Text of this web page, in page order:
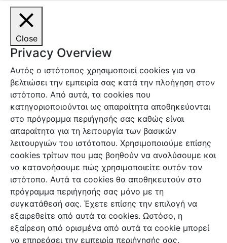
Close
Privacy Overview
Αυτός ο ιστότοπος χρησιμοποιεί cookies για να
βελτιώσει την εμπειρία σας κατά την πλοήγηση στον
ιστότοπο. Από αυτά, τα cookies που
κατηγοριοποιούνται ως απαραίτητα αποθηκεύονται
στο πρόγραμμα περιήγησής σας καθώς είναι
απαραίτητα για τη λειτουργία των βασικών
λειτουργιών του ιστότοπου. Χρησιμοποιούμε επίσης
cookies τρίτων που μας βοηθούν να αναλύσουμε και
να κατανοήσουμε πώς χρησιμοποιείτε αυτόν τον
ιστότοπο. Αυτά τα cookies θα αποθηκευτούν στο
πρόγραμμα περιήγησής σας μόνο με τη
συγκατάθεσή σας. Έχετε επίσης την επιλογή να
εξαιρεθείτε από αυτά τα cookies. Ωστόσο, η
εξαίρεση από ορισμένα από αυτά τα cookie μπορεί
να επηρεάσει την εμπειρία περιήγησής σας.